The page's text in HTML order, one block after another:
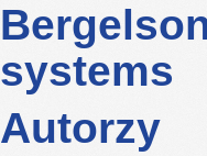
systems
Autorzy